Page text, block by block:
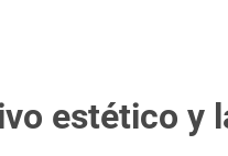
estético y